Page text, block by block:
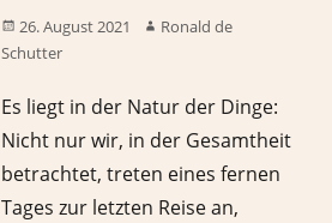
26. August 2021
Ronald de
Schutter
Es liegt in der Natur der Dinge:
Nicht nur wir, in der Gesamtheit
betrachtet, treten eines fernen
Tages zur letzten Reise an,